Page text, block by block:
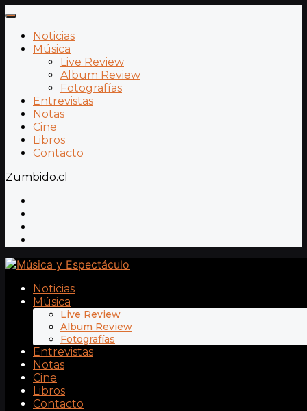
Noticias
Música
Live Review
Album Review
Fotografías
Entrevistas
Notas
Cine
Libros
Contacto
Zumbido.cl
Noticias
Música
Live Review
Album Review
Fotografías
Entrevistas
Notas
Cine
Libros
Contacto